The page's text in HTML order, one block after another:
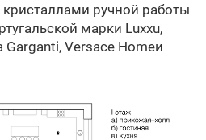
ручной работы
марки Luxxu,
Versace Homeи